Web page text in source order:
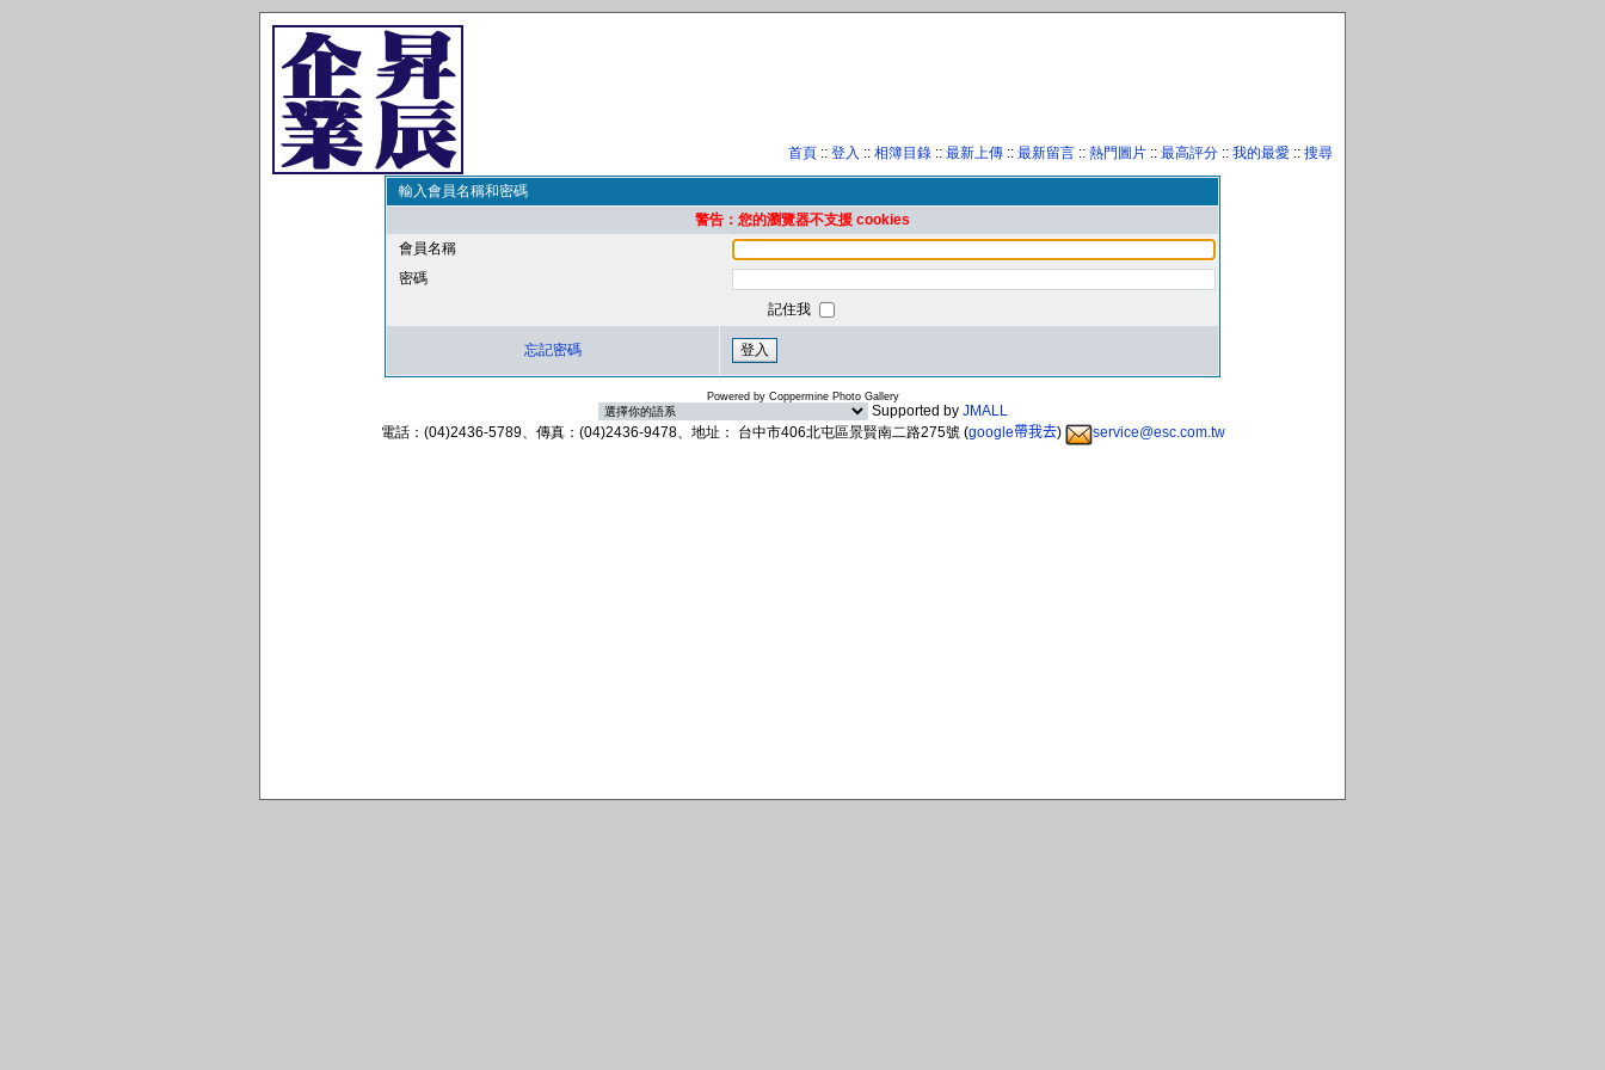
首頁 :: 登入 :: 相簿目錄 :: 最新上傳 :: 最新留言 :: 熱門圖片 :: 最高評分 :: 我的最愛 :: 搜尋
輸入會員名稱和密碼
警告：您的瀏覽器不支援 cookies
會員名稱
密碼
記住我
忘記密碼
Powered by Coppermine Photo Gallery
Supported by JMALL
電話：(04)2436-5789、傳真：(04)2436-9478、地址： 台中市406北屯區景賢南二路275號(google帶我去) service@esc.com.tw